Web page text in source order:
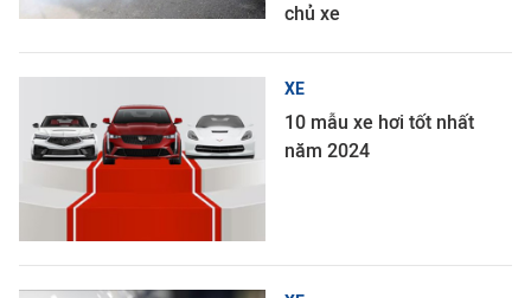
chủ xe
XE
10 mẫu xe hơi tốt nhất
năm 2024